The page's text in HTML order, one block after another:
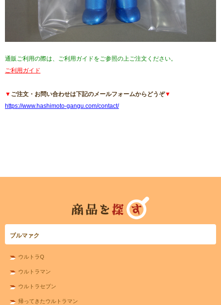
通販ご利用の際は、ご利用ガイドをご参照の上ご注文ください。
ご利用ガイド
▼ ご注文・お問い合わせは下記のメールフォームからどうぞ▼
https://www.hashimoto-gangu.com/contact/
ブルマァク
ウルトラQ
ウルトラマン
ウルトラセブン
帰ってきたウルトラマン